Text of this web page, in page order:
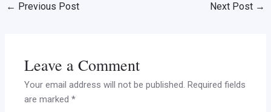
← Previous Post Next Post →
Leave a Comment
Your email address will not be published. Required fields
are marked*